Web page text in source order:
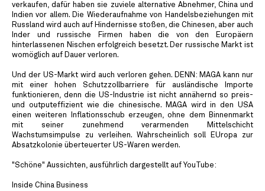
verkaufen, dafür haben sie zuviele alternative Abnehmer, China und
Indien vor allem. Die Wiederaufnahme von Handelsbeziehungen mit
Russland wird auch auf Hindernisse stoßen, die Chinesen, aber auch
Inder und russische Firmen haben die von den Europäern
hinterlassenen Nischen erfolgreich besetzt. Der russische Markt ist
womöglich auf Dauer verloren.
Und der US-Markt wird auch verloren gehen. DENN: MAGA kann nur
mit einer hohen Schutzzollbarriere für ausländische Importe
funktionieren, denn die US-Industrie ist nicht annähernd so preis-
und outputeffizient wie die chinesische. MAGA wird in den USA
einen weiteren Inflationsschub erzeugen, ohne dem Binnenmarkt
mit seiner zunehmend verarmenden Mittelschicht
Wachstumsimpulse zu verleihen. Wahrscheinlich soll EUropa zur
Absatzkolonie überteuerter US-Waren werden.
"Schöne" Aussichten, ausführlich dargestellt auf YouTube:
Inside China Business